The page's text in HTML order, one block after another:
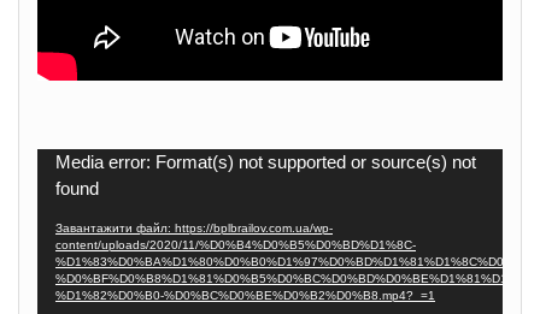
Відеопрогравач
Media error: Format(s) not supported or source(s) not
found
Завантажити файл: https://bplbrailov.com.ua/wp-
content/uploads/2020/11/%D0%B4%D0%B5%D0%BD%D1%8C-
%D1%82%D0%B0-%D0%BC%D0%BE%D0%B2%D0%B8.mp4?_=1